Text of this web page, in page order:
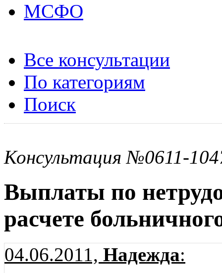
МСФО
Все консультации
По категориям
Поиск
Консультация №0611-
Выплаты по
расчете
04.06.2011, Надежда: